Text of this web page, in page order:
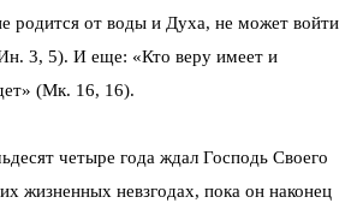
родится от воды и Духа, не может войти
3, 5). И еще: «Кто веру имеет и
(Мк. 16, 16).
четыре года ждал Господь Своего
жизненных невзгодах, пока он наконец